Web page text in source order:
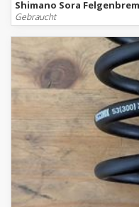
Shimano Sora
Gebraucht